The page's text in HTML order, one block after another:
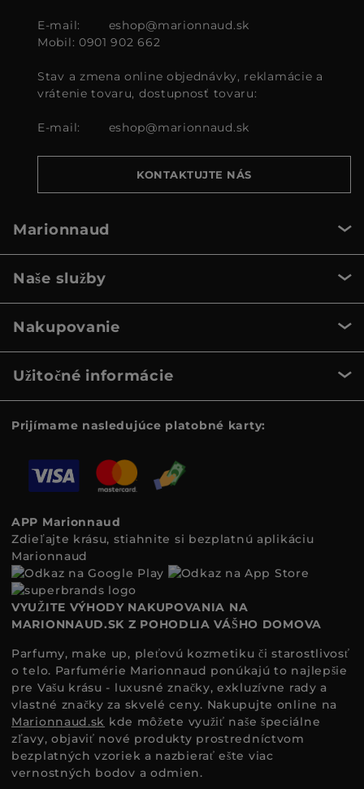
E-mail:
eshop@marionnaud.sk
Mobil: 0901 902 662
Stav a zmena online objednávky, reklamácie a
vrátenie tovaru, dostupnosť tovaru:
E-mail: eshop@marionnaud.sk
KONTAKTUJTE NÁS
Marionnaud
Naše služby
Nakupovanie
Užitočné informácie
Prijímame nasledujúce platobné karty:
APP Marionnaud
Zdieľajte krásu, stiahnite si bezplatnú aplikáciu
Marionnaud
VYUŽITE VÝHODY NAKUPOVANIA NA
MARIONNAUD.SK Z POHODLIA VÁŠHO DOMOVA
Parfumy, make up, pleťovú kozmetiku či starostlivosť
o telo. Parfumérie Marionnaud ponúkajú to najlepšie
pre Vašu krásu - luxusné značky, exkluzívne rady a
vlastné značky za skvelé ceny. Nakupujte online na
Marionnaud.sk kde môžete využiť naše špeciálne
zľavy, objaviť nové produkty prostredníctvom
bezplatných vzoriek a nazbierať ešte viac
vernostných bodov a odmien.